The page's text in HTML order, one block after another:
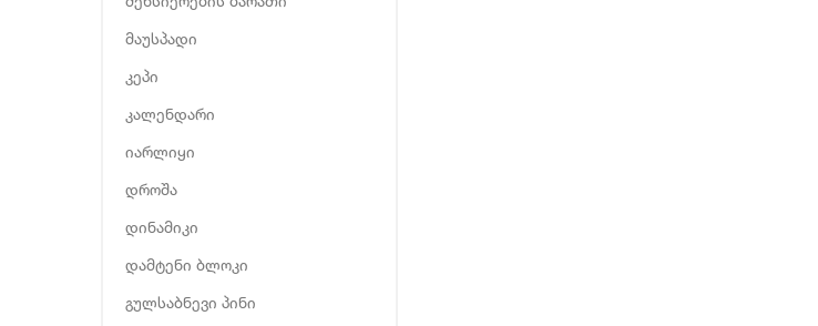
მაუსპადი
კეპი
კალენდარი
იარლიყი
დროშა
დინამიკი
დამტენი ბლოკი
გულსაბნევი პინი